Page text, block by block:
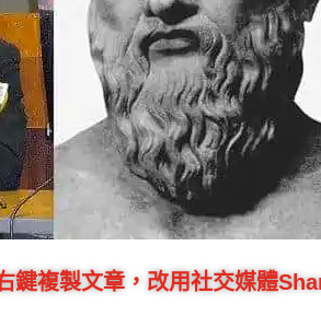
鍵複製文章，改用社交媒體